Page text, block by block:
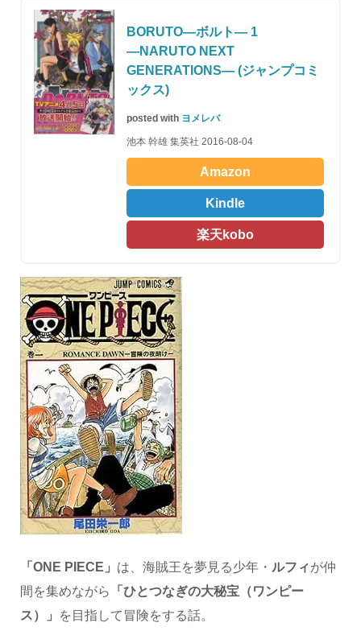
BORUTO―ボルト― 1
―NARUTO NEXT
GENERATIONS― (ジャンプコミ
ックス)
posted with ヨメレバ
池本 幹雄 集英社 2016-08-04
Amazon
Kindle
楽天kobo
「ONE PIECE」 は、海賊王を夢見る少年・ ルフィが仲
間を集めながら
「ひとつなぎの大秘宝（ワンピー
ス）」
を目指して冒険をする話。